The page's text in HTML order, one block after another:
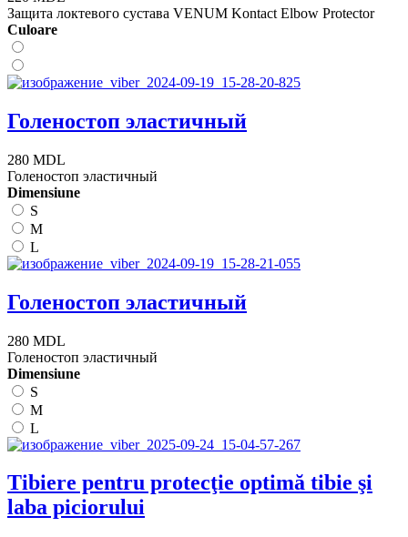
Защита локтевого сустава VENUM Kontact Elbow Protector
Сuloare
Голеностоп эластичный
280 MDL
Голеностоп эластичный
Dimensiune
S
M
L
Голеностоп эластичный
280 MDL
Голеностоп эластичный
Dimensiune
S
M
L
Tibiere pentru protecţie optimă tibie şi
laba piciorului